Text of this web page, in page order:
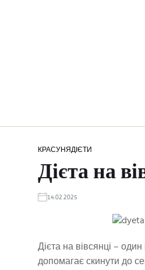
КРАСУНЯДІЄТИ
Дієта на
14.02.2025
Дієта на вівсянці –
допомагає скинути до